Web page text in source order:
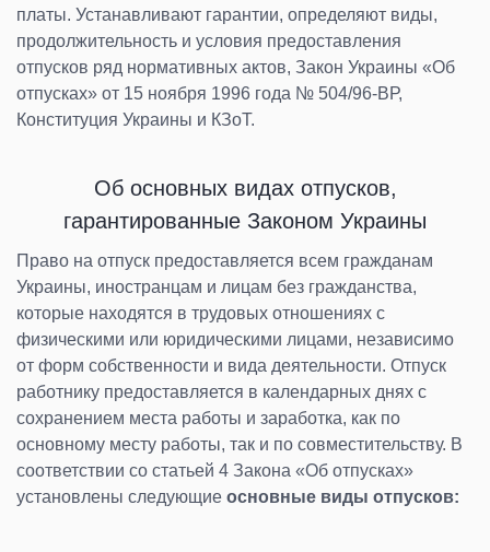
платы. Устанавливают гарантии, определяют виды,
продолжительность и условия предоставления
отпусков ряд нормативных актов, Закон Украины «Об
отпусках» от 15 ноября 1996 года № 504/96-ВР,
Конституция Украины и КЗоТ.
Об основных видах отпусков,
гарантированные Законом Украины
Право на отпуск предоставляется всем гражданам
Украины, иностранцам и лицам без гражданства,
которые находятся в трудовых отношениях с
физическими или юридическими лицами, независимо
от форм собственности и вида деятельности. Отпуск
работнику предоставляется в календарных днях с
сохранением места работы и заработка, как по
основному месту работы, так и по совместительству. В
соответствии со статьей 4 Закона «Об отпусках»
установлены следующие основные виды отпусков: